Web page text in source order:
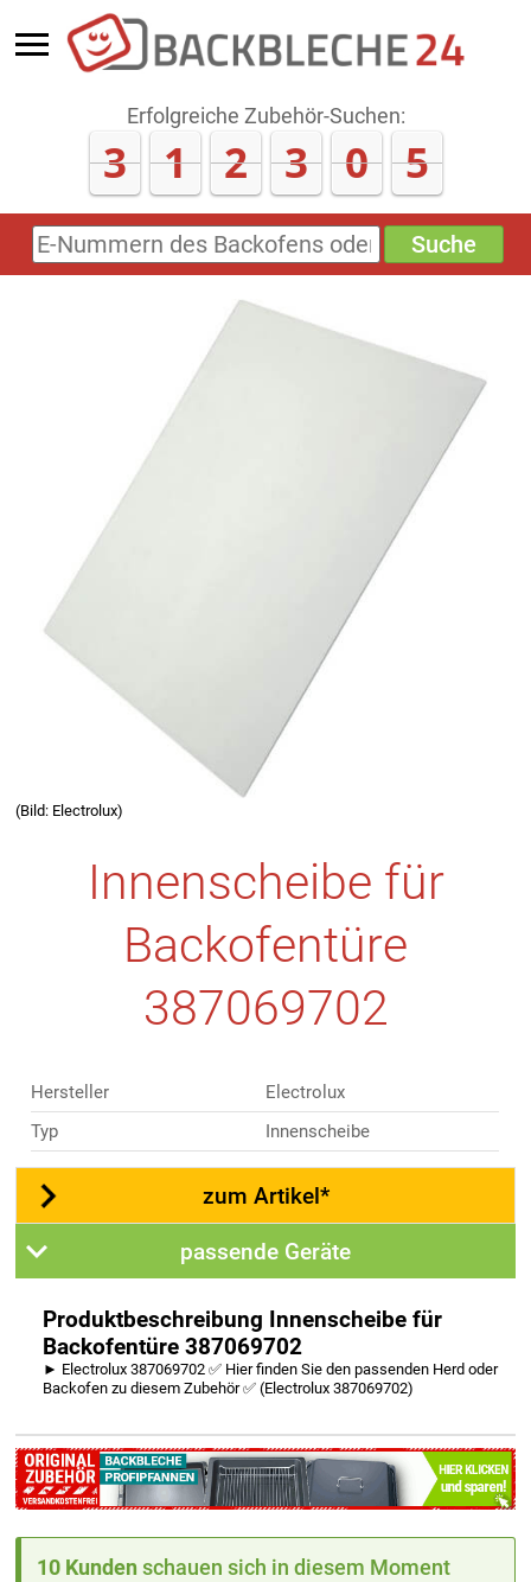
Erfolgreiche Zubehör-Suchen:
3 1 2 3 0 8
E-
Nummern
Suche
(Bild: Electrolux)
Innenscheibe für
Backofentüre
387069702
Hersteller
Electrolux
Typ
Innenscheibe
zum Artikel*
passende Geräte
Produktbeschreibung Innenscheibe für
Backofentüre 387069702
► Electrolux 387069702 ✅ Hier finden Sie den passenden Herd oder
Backofen zu diesem Zubehör ✅ (Electrolux 387069702)
10 Kunden schauen sich in diesem Moment